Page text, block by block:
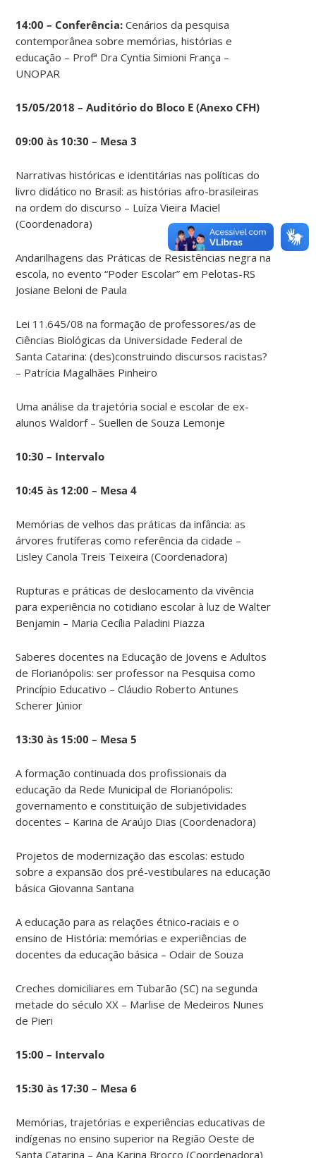
14:00 – Conferência: Cenários da pesquisa
contemporânea sobre memórias, histórias e
educação – Profª Dra Cyntia Simioni França –
UNOPAR
15/05/2018 – Auditório do Bloco E (Anexo CFH)
09:00 às 10:30 – Mesa 3
Narrativas históricas e identitárias nas políticas do
livro didático no Brasil: as histórias afro-brasileiras
na ordem do discurso – Luíza Vieira Maciel
(Coordenadora)
Andarilhagens das Práticas de Resistências negra na
escola, no evento “Poder Escolar” em Pelotas-RS
Josiane Beloni de Paula
Lei 11.645/08 na formação de professores/as de
Ciências Biológicas da Universidade Federal de
Santa Catarina: (des)construindo discursos racistas?
– Patrícia Magalhães Pinheiro
Uma análise da trajetória social e escolar de ex-
alunos Waldorf – Suellen de Souza Lemonje
10:30 – Intervalo
10:45 às 12:00 – Mesa 4
Memórias de velhos das práticas da infância: as
árvores frutíferas como referência da cidade –
Lisley Canola Treis Teixeira (Coordenadora)
Rupturas e práticas de deslocamento da vivência
para experiência no cotidiano escolar à luz de Walter
Benjamin – Maria Cecília Paladini Piazza
Saberes docentes na Educação de Jovens e Adultos
de Florianópolis: ser professor na Pesquisa como
Princípio Educativo – Cláudio Roberto Antunes
Scherer Júnior
13:30 às 15:00 – Mesa 5
A formação continuada dos profissionais da
educação da Rede Municipal de Florianópolis:
governamento e constituição de subjetividades
docentes – Karina de Araújo Dias (Coordenadora)
Projetos de modernização das escolas: estudo
sobre a expansão dos pré-vestibulares na educação
básica Giovanna Santana
A educação para as relações étnico-raciais e o
ensino de História: memórias e experiências de
docentes da educação básica – Odair de Souza
Creches domiciliares em Tubarão (SC) na segunda
metade do século XX – Marlise de Medeiros Nunes
de Pieri
15:00 – Intervalo
15:30 às 17:30 – Mesa 6
Memórias, trajetórias e experiências educativas de
indígenas no ensino superior na Região Oeste de
Santa Catarina – Ana Karina Brocco (Coordenadora)